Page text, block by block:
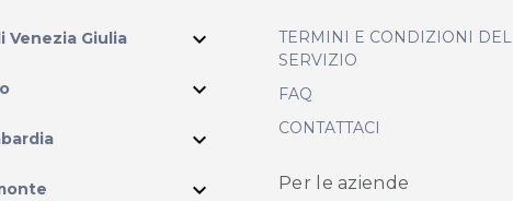
Venezia Giulia expand_more
expand_more
expand_more
expand_more
TERMINI E CONDIZIONI DEL
SERVIZIO
FAQ
CONTATTACI
Per le aziende